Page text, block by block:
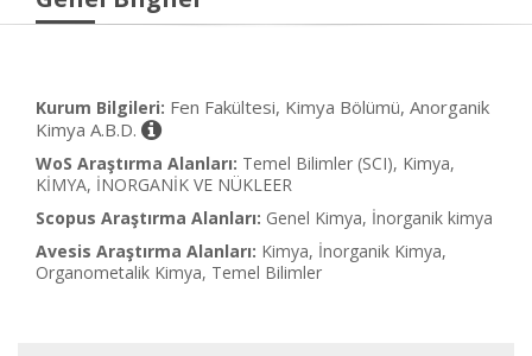
Kurum Bilgileri: Fen Fakültesi, Kimya Bölümü, Anorganik
Kimya A.B.D.
WoS Araştırma Alanları: Temel Bilimler (SCI), Kimya,
KİMYA, İNORGANİK VE NÜKLEER
Scopus Araştırma Alanları: Genel Kimya, İnorganik kimya
Avesis Araştırma Alanları: Kimya, İnorganik Kimya,
Organometalik Kimya, Temel Bilimler